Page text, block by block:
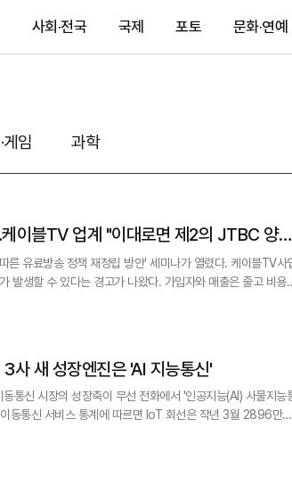
사회·전국 국제 포토 문화·연예
게임 과학
이블TV 업계 "이대로면 제2의 JTBC 양
송 정책 재정립 방안' 세미나가 열렸다. 케이블TV사업
발생할 수 있다는 경고가 나왔다. 가입자와 매출은 줄고 비용
사 새 성장엔진은 'AI 지능통신'
통신 시장의 성장축이 무선 전화에서 '인공지능(AI) 사물지능
휴대전화 회선은 5718만회선에서 5760만회선으로 0.7%